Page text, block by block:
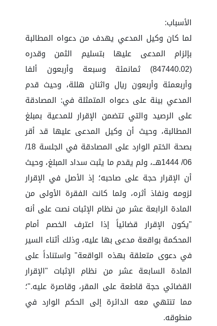
الأسباب:
لما كان وكيل المدعي يهدف من دعواه المطالبة
بإلزام المدعى عليها بتسليم الثمن وقدره
(847440.02) ثمانمئة وسبعة وأربعون ألفا
وأربعمئة وأربعون ريال واثنان هللة، وحيث قدم
المدعي بينة على دعواه المتمثلة في: المصادقة
على الرصيد والتي تتضمن الإقرار للمدعية بمبلغ
المطالبة، وحيث أن وكيل المدعى عليها قد أقر
بصحة الختم الوارد على المصادقة في الجلسة 18/
06/ 1444هــ، ولم يقدم ما يثبت سداد المبلغ، وحيث
أن الإقرار حجة على صاحبه؛ إذ الأصل في الإقرار
لزومه ونفاذ أثره، ولما كانت الفقرة الأولى من
المادة الرابعة عشر من نظام الإثبات نصت على أنه
"يكون الإقرار قضائياً إذا اعترف الخصم أمام
المحكمة بواقعة مدعى بها عليه، وذلك أثناء السير
في دعوى متعلقة بهذه الواقعة" واستناداً على
المادة السابعة عشر من نظام الإثبات "الإقرار
القضائي حجة قاطعة على المقر، وقاصرة عليه."؛
مما تنتهي معه الدائرة إلى الحكم الوارد في
منطوقه.